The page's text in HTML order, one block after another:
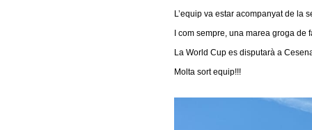
L’equip va estar acompanyat de la
I com sempre, una marea groga
La World Cup es disputarà a
Molta sort equip!!!